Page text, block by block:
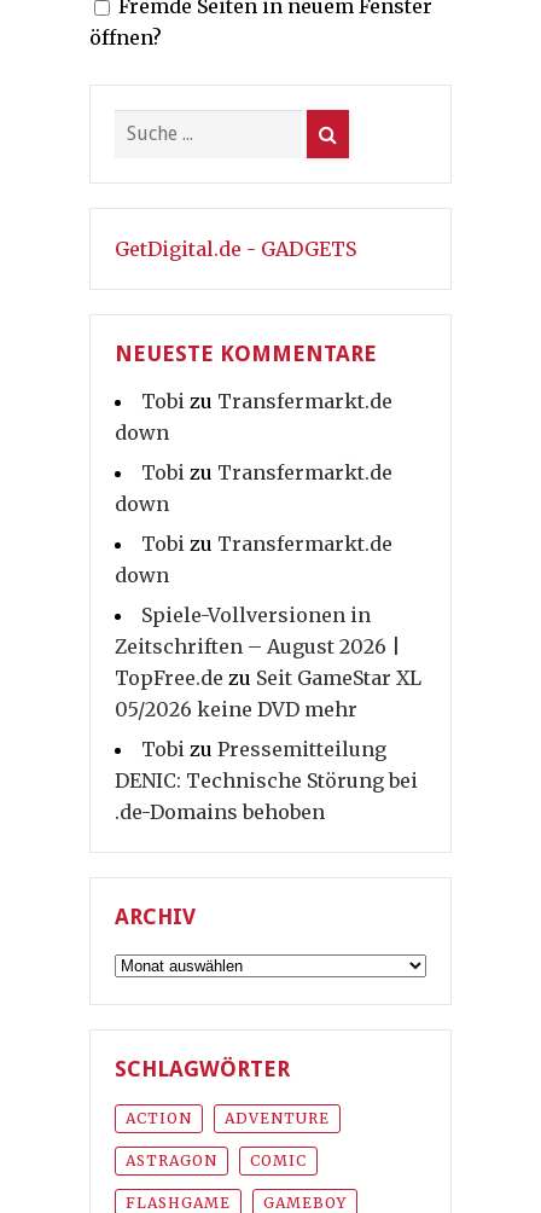
Fremde Seiten in neuem Fenster
öffnen?
GetDigital.de - GADGETS
NEUESTE KOMMENTARE
Tobi zu Transfermarkt.de
down
Tobi zu Transfermarkt.de
down
Tobi zu Transfermarkt.de
down
Spiele-Vollversionen in
Zeitschriften – August 2026 |
TopFree.de zu Seit GameStar XL
05/2026 keine DVD mehr
Tobi zu Pressemitteilung
DENIC: Technische Störung bei
.de-Domains behoben
ARCHIV
Archiv
SCHLAGWÖRTER
ACTION ADVENTURE
ASTRAGON COMIC
FLASHGAME GAMEBOY